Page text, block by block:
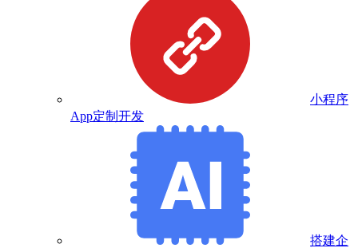
小程序
App定制开发
搭建企